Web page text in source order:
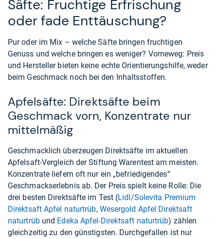
Säfte: Fruchtige Erfrischung
oder fade Enttäuschung?
Pur oder im Mix – welche Säfte bringen fruchtigen
Genuss und welche bringen es weniger? Vorneweg: Preis
und Hersteller bieten keine echte Orientierungshilfe, weder
beim Geschmack noch bei den Inhaltsstoffen.
Apfelsäfte: Direktsäfte beim
Geschmack vorn, Konzentrate nur
mittelmäßig
Geschmacklich überzeugen Direktsäfte im aktuellen
Apfelsaft-Vergleich der Stiftung Warentest am meisten.
Konzentrate liefern oft nur ein „befriedigendes“
Geschmackserlebnis ab. Der Preis spielt keine Rolle: Die
drei besten Direktsäfte im Test (Lidl/Solevita Premium
Direktsaft Apfel naturtrüb, Wesergold Apfel Direktsaft
naturtrübund Edeka Apfel-Direktsaft naturtrüb) zählen
gleichzeitig zu den günstigsten. Durchgefallen ist nur